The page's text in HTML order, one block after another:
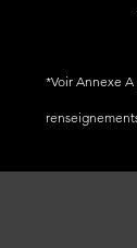
*Voir Annexe